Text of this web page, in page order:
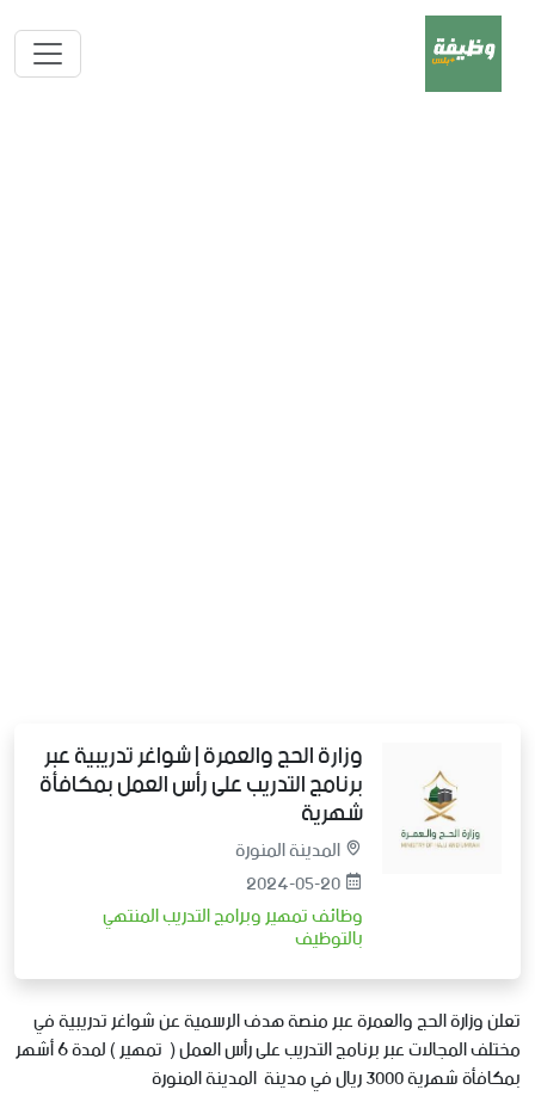
وزارة الحج والعمرة | شواغر تدريبية عبر
برنامج التدريب على رأس العمل بمكافأة
شهرية
المدينة المنورة
2024-05-20
وظائف تمهير وبرامج التدريب المنتهي
بالتوظيف
تعلنوزارةالحجوالعمرةعبرمنصةهدفالرسميةعنشواغرتدريبيةفي
مختلفالمجالاتعبربرنامجالتدريبعلىرأسالعمل( تمهير)لمدة أشهر
بمكافأةشهرية ريالفيمدينةالمدينةالمنورة